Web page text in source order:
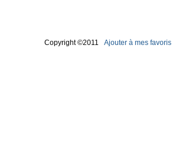
Copyright ©2011 Ajouter à mes favoris